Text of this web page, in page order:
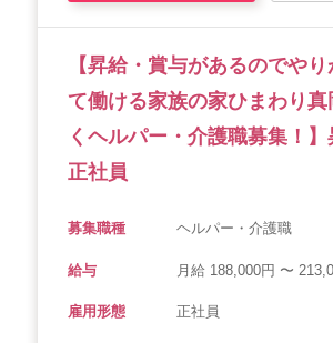
【昇給・賞与があるのでや
て働ける家族の家ひまわり
くヘルパー・介護職募集！
正社員
募集職種 ヘルパー・介護職
給与 月給 188,000円 〜
雇用形態 正社員